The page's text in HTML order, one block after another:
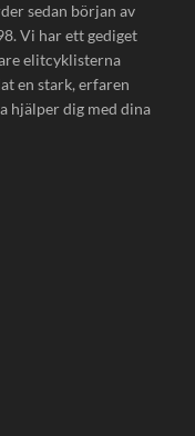
sedan början av
Vi har ett gediget
elitcyklisterna
en stark, erfaren
hjälper dig med dina